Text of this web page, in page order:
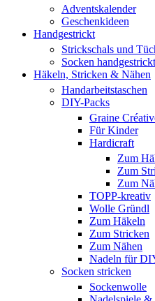
Adventskalender
Geschenkideen
Handgestrickt
Strickschals und
Socken handgestrickt
Häkeln, Stricken & Nähen
Handarbeitstaschen
DIY-Packs
Graine
Für Kinder
Hardicraft
Zum
Zum
Zum
TOPP-kreativ
Wolle Gründl
Zum Häkeln
Zum Stricken
Zum Nähen
Nadeln für
Socken stricken
Sockenwolle